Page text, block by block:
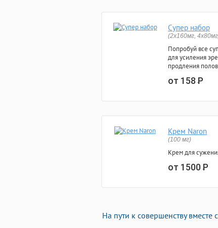
Супер набор
(2х160мг,
Попробуй все
для усиления
продления
от 158Р
Крем Naron
(100 мг)
Крем для
от 1500Р
На пути к совершенству вместе